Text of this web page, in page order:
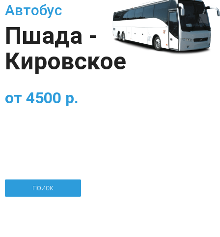
Автобус
Пшада -
Кировское
от 4500 р.
ПОИСК